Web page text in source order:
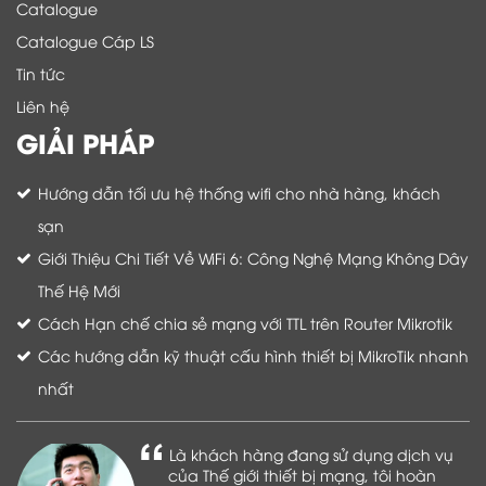
Catalogue
Catalogue Cáp LS
Tin tức
Liên hệ
GIẢI PHÁP
Hướng dẫn tối ưu hệ thống wifi cho nhà hàng, khách
sạn
Giới Thiệu Chi Tiết Về WiFi 6: Công Nghệ Mạng Không Dây
Thế Hệ Mới
Cách Hạn chế chia sẻ mạng với TTL trên Router Mikrotik
Các hướng dẫn kỹ thuật cấu hình thiết bị MikroTik nhanh
nhất
Là khách hàng đang sử dụng dịch vụ
của Thế giới thiết bị mạng, tôi hoàn